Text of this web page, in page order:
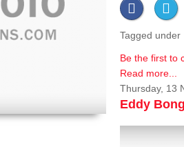
Tagged under
Be the first to
Read more...
Thursday, 13
Eddy